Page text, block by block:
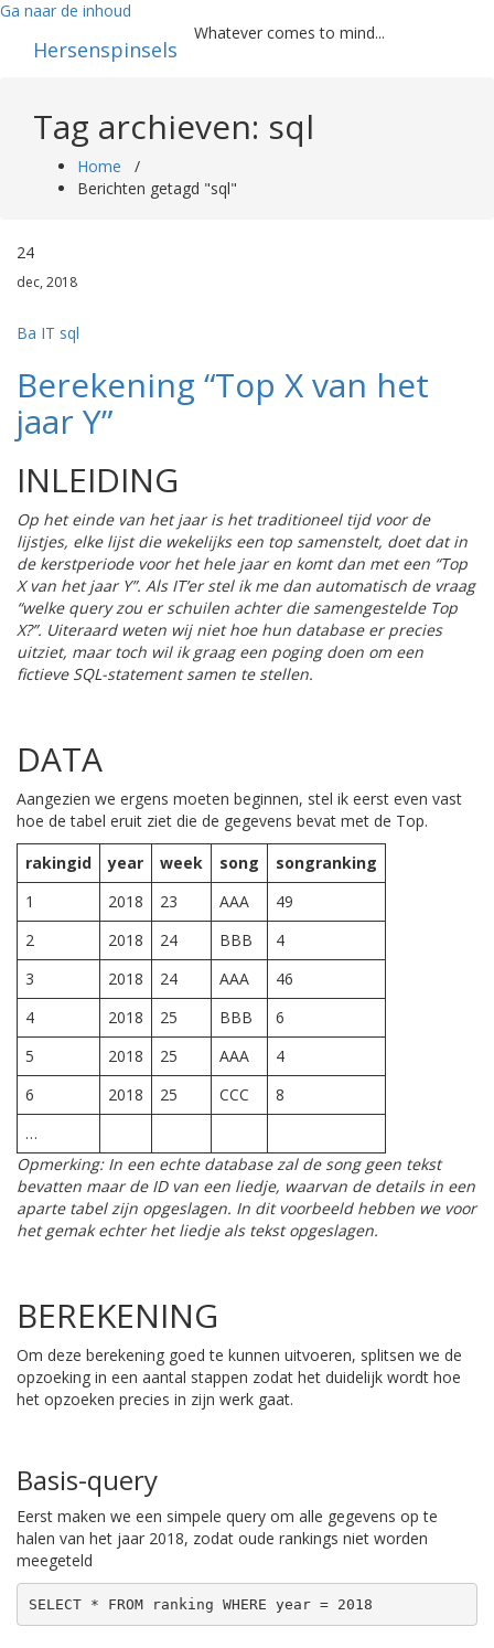
Ga naar de inhoud
Hersenspinsels
Whatever comes to mind...
Tag archieven: sql
Home /
Berichten getagd "sql"
24
dec, 2018
Ba IT sql
Berekening “Top X van het
jaar Y”
INLEIDING
Op het einde van het jaar is het traditioneel tijd voor de
lijstjes, elke lijst die wekelijks een top samenstelt, doet dat in
de kerstperiode voor het hele jaar en komt dan met een “Top
X van het jaar Y”. Als IT’er stel ik me dan automatisch de vraag
“welke query zou er schuilen achter die samengestelde Top
X?”. Uiteraard weten wij niet hoe hun database er precies
uitziet, maar toch wil ik graag een poging doen om een
fictieve SQL-statement samen te stellen.
DATA
Aangezien we ergens moeten beginnen, stel ik eerst even vast
hoe de tabel eruit ziet die de gegevens bevat met de Top.
rakingid
year week song
songranking
1
2018 23 AAA
49
2
2018 24 BBB
4
3
2018 24 AAA
46
4
2018 25 BBB
6
5
2018 25 AAA
4
6
2018 25 CCC
8
…
Opmerking: In een echte database zal de song geen tekst
bevatten maar de ID van een liedje, waarvan de details in een
aparte tabel zijn opgeslagen. In dit voorbeeld hebben we voor
het gemak echter het liedje als tekst opgeslagen.
BEREKENING
Om deze berekening goed te kunnen uitvoeren, splitsen we de
opzoeking in een aantal stappen zodat het duidelijk wordt hoe
het opzoeken precies in zijn werk gaat.
Basis-query
Eerst maken we een simpele query om alle gegevens op te
halen van het jaar 2018, zodat oude rankings niet worden
meegeteld
SELECT * FROM ranking WHERE year = 2018